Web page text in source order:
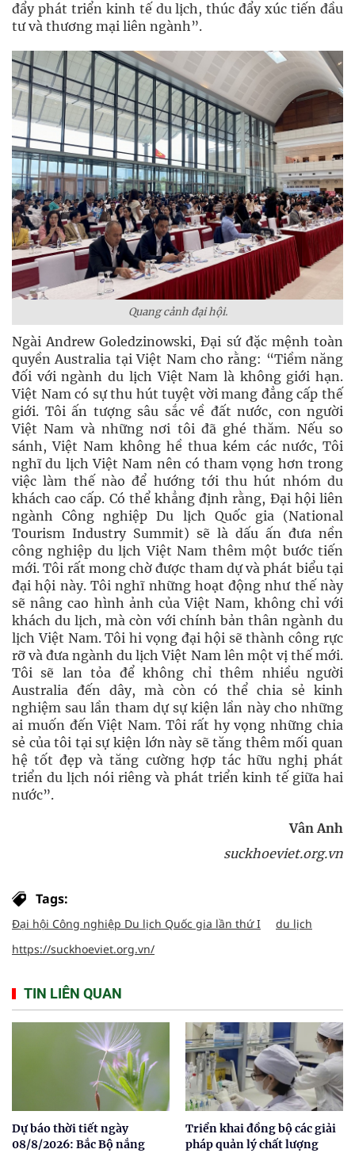
đẩy phát triển kinh tế du lịch, thúc đẩy xúc tiến đầu
tư và thương mại liên ngành”.
Quang cảnh đại hội.
Ngài Andrew Goledzinowski, Đại sứ đặc mệnh toàn
quyền Australia tại Việt Nam cho rằng: “Tiềm năng
đối với ngành du lịch Việt Nam là không giới hạn.
Việt Nam có sự thu hút tuyệt vời mang đẳng cấp thế
giới. Tôi ấn tượng sâu sắc về đất nước, con người
Việt Nam và những nơi tôi đã ghé thăm. Nếu so
sánh, Việt Nam không hề thua kém các nước, Tôi
nghĩ du lịch Việt Nam nên có tham vọng hơn trong
việc làm thế nào để hướng tới thu hút nhóm du
khách cao cấp. Có thể khẳng định rằng, Đại hội liên
ngành Công nghiệp Du lịch Quốc gia (National
Tourism Industry Summit) sẽ là dấu ấn đưa nền
công nghiệp du lịch Việt Nam thêm một bước tiến
mới. Tôi rất mong chờ được tham dự và phát biểu tại
đại hội này. Tôi nghĩ những hoạt động như thế này
sẽ nâng cao hình ảnh của Việt Nam, không chỉ với
khách du lịch, mà còn với chính bản thân ngành du
lịch Việt Nam. Tôi hi vọng đại hội sẽ thành công rực
rỡ và đưa ngành du lịch Việt Nam lên một vị thế mới.
Tôi sẽ lan tỏa để không chỉ thêm nhiều người
Australia đến dây, mà còn có thể chia sẻ kinh
nghiệm sau lần tham dự sự kiện lần này cho những
ai muốn đến Việt Nam. Tôi rất hy vọng những chia
sẻ của tôi tại sự kiện lớn này sẽ tăng thêm mối quan
hệ tốt đẹp và tăng cường hợp tác hữu nghị phát
triển du lịch nói riêng và phát triển kinh tế giữa hai
nước”.
Vân Anh
suckhoeviet.org.vn
Tags:
Đại hội Công nghiệp Du lịch Quốc gia lần thứ I
du lịch
https://suckhoeviet.org.vn/
TIN LIÊN QUAN
Dự báo thời tiết ngày
08/8/2026: Bắc Bộ nắng
Triển khai đồng bộ các giải
pháp quản lý chất lượng